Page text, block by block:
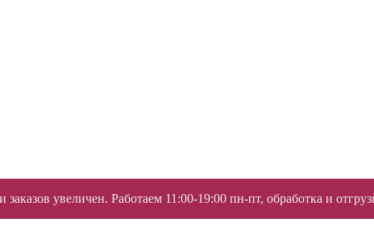
увеличен. Работаем 11:00-19:00 пн-пт, обработка и